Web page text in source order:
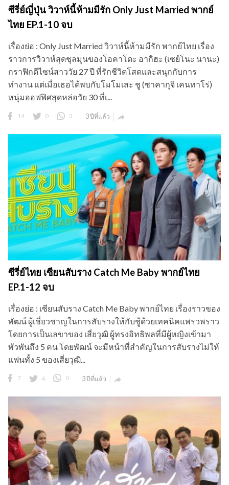
ซีรี่ย์ญี่ปุ่น วิวาห์นี้ห้ามมีรัก Only Just Married พากย์
ไทย EP.1-10 จบ
เรื่องย่อ : Only Just Married วิวาห์นี้ห้ามมีรัก พากย์ไทย เรื่อง
ราวการวิวาห์สุดชุลมุนของโอคาโดะ อากิฮะ (เซย์โนะ นานะ)
กราฟิกดีไซน์สาววัย 27 ปี ที่รักชีวิตโสดและสนุกกับการ
ทำงาน แต่เมื่อเธอได้พบกับโมโมเสะ ชู (ซาคากุจิ เคนทาโร่)
หนุ่มออฟฟิศสุดหล่อวัย 30 ที่เ...
14 0 3 3 ปีที่แล้ว 
ซีรี่ย์ไทย เซียนสับราง Catch Me Baby พากย์ไทย
EP.1-12 จบ
เรื่องย่อ : เซียนสับราง Catch Me Baby พากย์ไทย เรื่องราวของ
พัฒน์ ผู้เชี่ยวชาญในการสับรางให้กับชู้ด้วยเทคนิคแพรวพราว
โดยการเป็นเลขาของ เสี่ยวุฒิ ผู้ทรงอิทธิพลที่มีผู้หญิงเข้ามา
พัวพันถึง 5 คน โดยพัฒน์ จะมีหน้าที่สำคัญในการสับรางไม่ให้
แฟนทั้ง 5 ของเสี่ยวุฒิ...
7 4 0 3 ปีที่แล้ว 